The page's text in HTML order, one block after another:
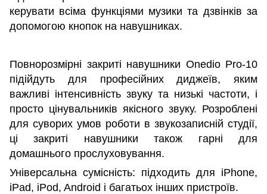
керувати всіма функціями музики та дзвінків за
допомогою кнопок на навушниках.
Повнорозмірні закриті навушники Onedio Pro-10
підійдуть для професійних диджеїв, яким
важливі інтенсивність звуку та низькі частоти, і
просто цінувальників якісного звуку. Розроблені
для суворих умов роботи в звукозаписній студії,
ці закриті навушники також гарні для
домашнього прослуховування.
Універсальна сумісність: підходить для iPhone,
iPad, iPod, Android і багатьох інших пристроїв.